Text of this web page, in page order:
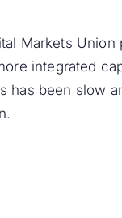
Markets
integrated
been slow